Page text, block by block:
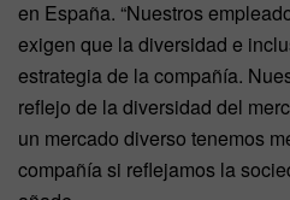
en España. “Nuestros
exigen que la diversidad e
estrategia de la compañía.
reflejo de la diversidad del
un mercado diverso tenemos
compañía si reflejamos la